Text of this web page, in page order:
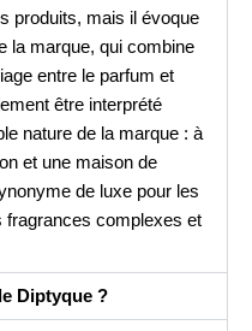
produits, mais il évoque
la marque, qui combine
entre le parfum et
être interprété
nature de la marque : à
et une maison de
de luxe pour les
fragrances complexes et
Diptyque ?